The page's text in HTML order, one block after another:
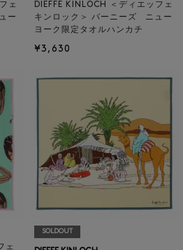
ェ
ー
DIEFFE KINLOCH ＜ディエッフェ
キンロック＞ バーニーズ ニュー
ヨーク限定タオルハンカチ
¥3,630
ェ
SOLDOUT